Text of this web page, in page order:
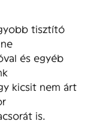
tisztító
és egyéb
kicsit nem árt
is.